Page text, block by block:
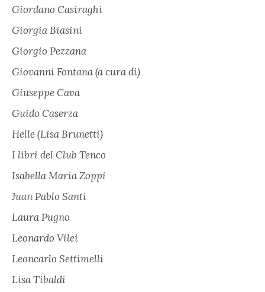
Giordano Casiraghi
Giorgia Biasini
Giorgio Pezzana
Giovanni Fontana (a cura di)
Giuseppe Cava
Guido Caserza
Helle (Lisa Brunetti)
I libri del Club Tenco
Isabella Maria Zoppi
Juan Pablo Santi
Laura Pugno
Leonardo Vilei
Leoncarlo Settimelli
Lisa Tibaldi